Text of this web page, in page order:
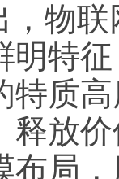
，物
明特
特质
释放
布局